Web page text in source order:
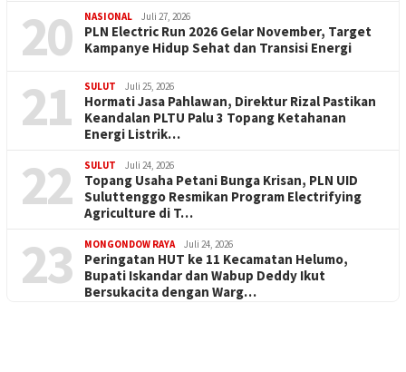
20 NASIONAL Juli 27, 2026
PLN Electric Run 2026 Gelar November, Target
Kampanye Hidup Sehat dan Transisi Energi
21 SULUT Juli 25, 2026
Hormati Jasa Pahlawan, Direktur Rizal Pastikan
Keandalan PLTU Palu 3 Topang Ketahanan
Energi Listrik…
22 SULUT Juli 24, 2026
Topang Usaha Petani Bunga Krisan, PLN UID
Suluttenggo Resmikan Program Electrifying
Agriculture di T…
23 MONGONDOW RAYA Juli 24, 2026
Peringatan HUT ke 11 Kecamatan Helumo,
Bupati Iskandar dan Wabup Deddy Ikut
Bersukacita dengan Warg…